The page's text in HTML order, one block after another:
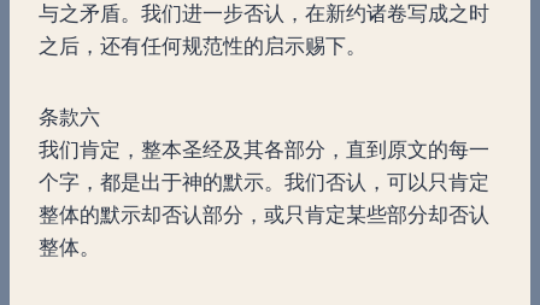
与之矛盾。我们进一步否认，在新约诸卷写成之时
之后，还有任何规范性的启示赐下。
条款六
我们肯定，整本圣经及其各部分，直到原文的每一
个字，都是出于神的默示。我们否认，可以只肯定
整体的默示却否认部分，或只肯定某些部分却否认
整体。